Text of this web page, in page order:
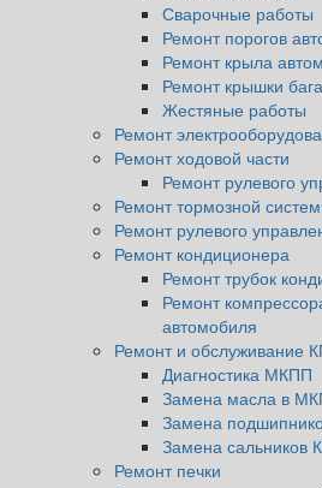
Сварочные работы
Ремонт порогов
Ремонт крыла
Ремонт крышки
Жестяные работы
Ремонт
Ремонт ходовой части
Ремонт рулевого
Ремонт тормозной
Ремонт рулевого
Ремонт кондиционера
Ремонт трубок
Ремонт
автомобиля
Ремонт и обслуживание
Диагностика МКПП
Замена масла в
Замена
Замена сальников
Ремонт печки